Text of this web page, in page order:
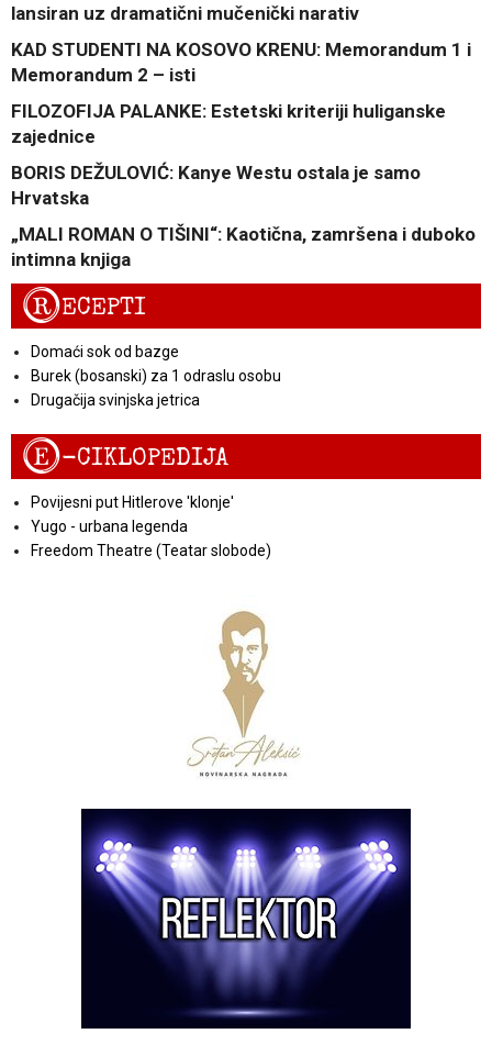
lansiran uz dramatični mučenički narativ
KAD STUDENTI NA KOSOVO KRENU: Memorandum 1 i
Memorandum 2 – isti
FILOZOFIJA PALANKE: Estetski kriteriji huliganske
zajednice
BORIS DEŽULOVIĆ: Kanye Westu ostala je samo
Hrvatska
„MALI ROMAN O TIŠINI“: Kaotična, zamršena i duboko
intimna knjiga
RECEPTI
Domaći sok od bazge
Burek (bosanski) za 1 odraslu osobu
Drugačija svinjska jetrica
E-CIKLOPEDIJA
Povijesni put Hitlerove 'klonje'
Yugo - urbana legenda
Freedom Theatre (Teatar slobode)